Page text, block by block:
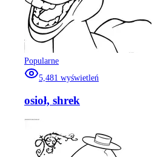
Popularne
5,481 wyświetleń
osioł, shrek